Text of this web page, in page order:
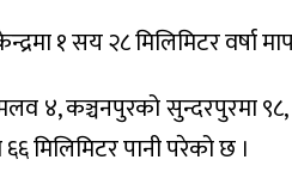
१ सय २८ मिलिमिटर वर्षा
४, कञ्चनपुरको सुन्दरपुरमा ९८,
पानी परेको छ ।